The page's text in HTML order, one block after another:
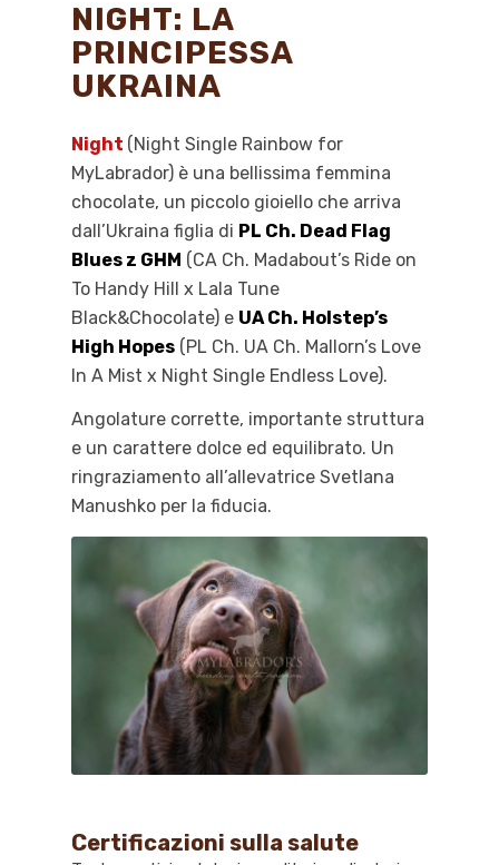
NIGHT: LA
PRINCIPESSA
UKRAINA
Night (Night Single Rainbow for
MyLabrador) è una bellissima femmina
chocolate, un piccolo gioiello che arriva
dall’Ukraina figlia di PL Ch. Dead Flag
Blues z GHM (CA Ch. Madabout’s Ride on
To Handy Hill x Lala Tune
Black&Chocolate) e UA Ch. Holstep’s
High Hopes(PL Ch. UA Ch. Mallorn’s Love
In A Mist x Night Single Endless Love).
Angolature corrette, importante struttura
e un carattere dolce ed equilibrato. Un
ringraziamento all’allevatrice Svetlana
Manushko per la fiducia.
Certificazioni sulla salute